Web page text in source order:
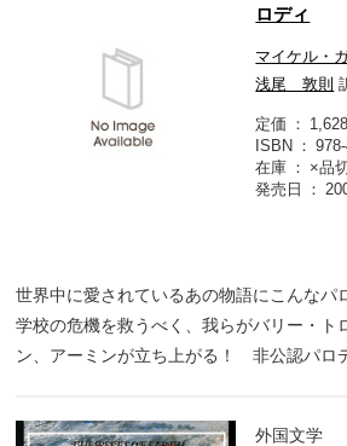
ロディ
マイケル・
浅尾 敦則
定価
ISBN
在庫
×品
発売日
世界中に愛されているあの物語にこんな
学校の危機を救うべく、我らがバリー・ト
ン、アーミンが立ち上がる！ 非公認パロ
外国文学